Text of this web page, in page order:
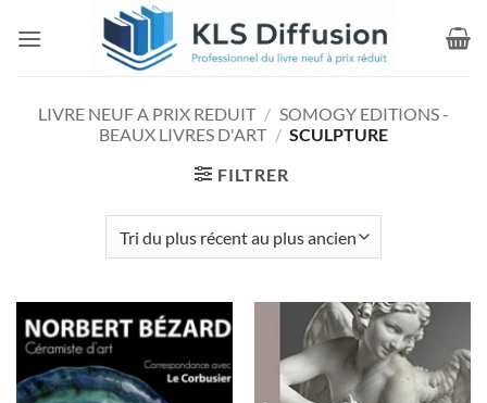
LIVRE NEUF A PRIX REDUIT / SOMOGY EDITIONS -
BEAUX LIVRES D'ART / SCULPTURE
FILTRER